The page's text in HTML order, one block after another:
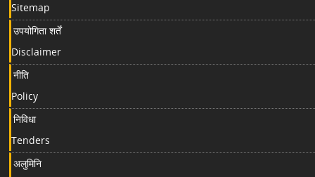
Sitemap
उपयोगिता शर्तें
Disclaimer
नीति
Policy
निविधा
Tenders
अलुमिनि